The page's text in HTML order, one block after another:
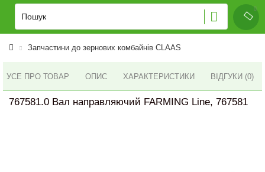
Запчастини до зернових комбайнів CLAAS
УСЕ ПРО ТОВАР ОПИС ХАРАКТЕРИСТИКИ ВІДГУКИ (0)
767581.0 Вал направляючий FARMING Line, 767581